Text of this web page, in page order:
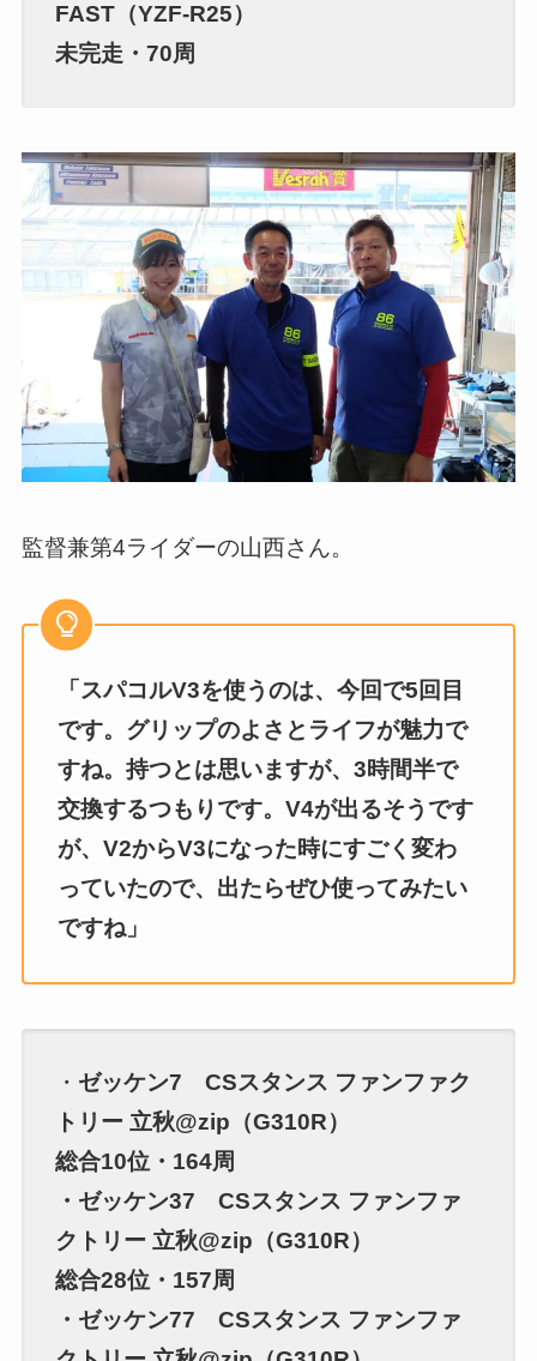
FAST（YZF-R25）
未完走・70周
監督兼第4ライダーの山西さん。
「スパコルV3を使うのは、今回で5回目
です。グリップのよさとライフが魅力で
すね。持つとは思いますが、3時間半で
交換するつもりです。V4が出るそうです
が、V2からV3になった時にすごく変わ
っていたので、出たらぜひ使ってみたい
ですね」
・ ゼッケン7 CSスタンス ファンファク
トリー 立秋@zip（G310R）
総合10位・164周
・ゼッケン37 CSスタンス ファンファ
クトリー 立秋@zip（G310R）
総合28位・157周
・ゼッケン77 CSスタンス ファンファ